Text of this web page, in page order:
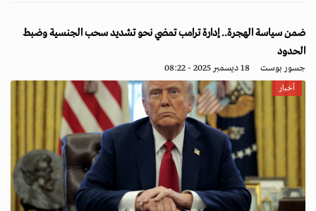
ضمن سياسة الهجرة.. إدارة ترامب تمضي نحو تشديد سحب الجنسية وضبط
الحدود
جسور بوست 18 ديسمبر 2025 - 08:22
أخبار